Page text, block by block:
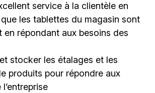
service à la clientèle en
que les tablettes du magasin sont
en répondant aux besoins des
stocker les étalages et les
produits pour répondre aux